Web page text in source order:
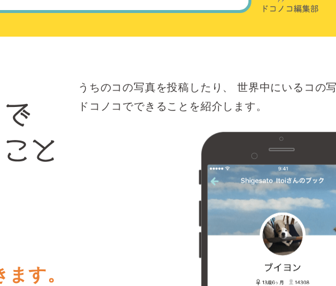
うちのコの写真を投稿したり、
世界中にいるコの
ドコノコでできることを紹介します。
す。